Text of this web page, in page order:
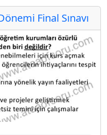
Final Sınavı